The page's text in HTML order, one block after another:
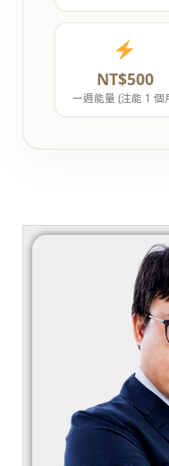
NT$500
一週能量 (注能 1 個